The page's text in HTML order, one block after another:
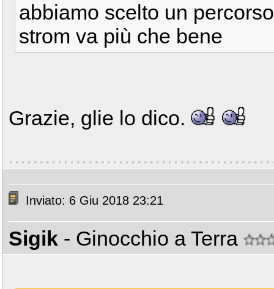
abbiamo scelto un
strom va più che bene
Grazie, glie lo dico.
Inviato: 6 Giu 2018 23:21
Sigik - Ginocchio a Terra